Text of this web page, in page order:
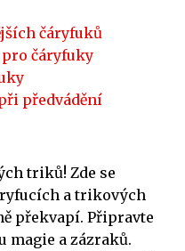
čáryfuků
pro čáryfuky
předvádění
triků! Zde se
a trikových
překvapí. Připravte
magie a zázraků.